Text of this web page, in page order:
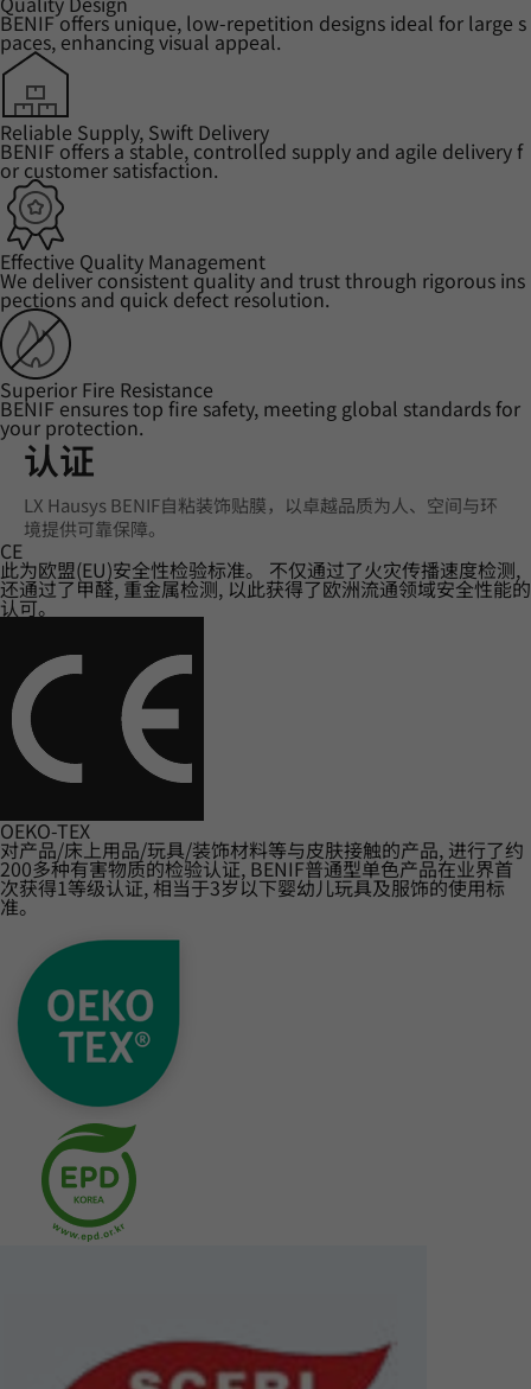
BENIF offers unique, low-repetition designs ideal for large s
paces, enhancing visual appeal.
Reliable Supply, Swift Delivery
BENIF offers a stable, controlled supply and agile delivery f
or customer satisfaction.
Effective Quality Management
We deliver consistent quality and trust through rigorous ins
pections and quick defect resolution.
Superior Fire Resistance
BENIF ensures top fire safety, meeting global standards for
your protection.
认证
LX Hausys BENIF自粘装饰贴膜，以卓越品质为人、空间与环
境提供可靠保障。
CE
此为欧盟(EU)安全性检验标准。 不仅通过了火灾传播速度检测,
还通过了甲醛, 重金属检测, 以此获得了欧洲流通领域安全性能的
认可。
OEKO-TEX
对产品/床上用品/玩具/装饰材料等与皮肤接触的产品, 进行了约
200多种有害物质的检验认证, BENIF普通型单色产品在业界首
次获得1等级认证, 相当于3岁以下婴幼儿玩具及服饰的使用标
准。